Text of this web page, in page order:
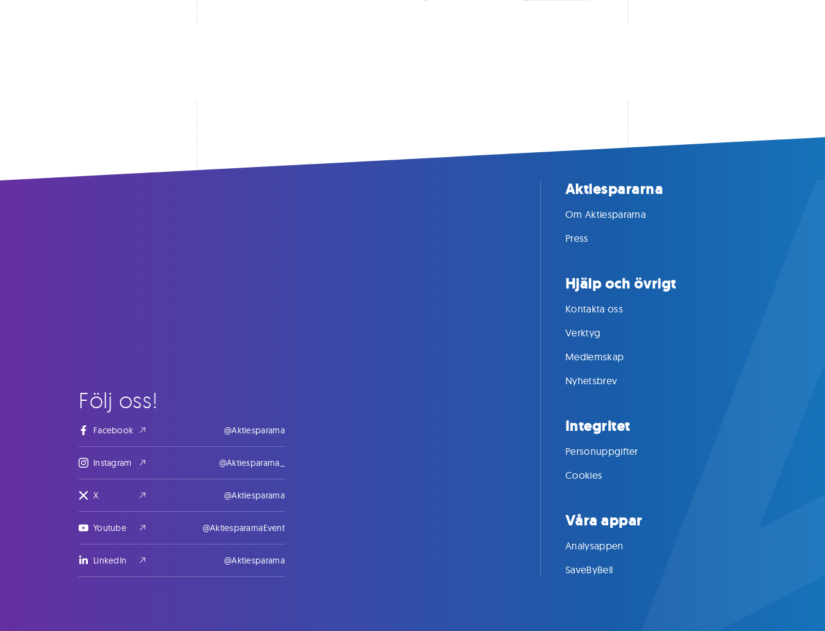
Följ oss!
Facebook @Aktiespararna
Instagram @Aktiespararna_
X @Aktiespararna
Youtube @AktiespararnaEvent
LinkedIn @Aktiespararna
Aktiespararna
Om Aktiespararna
Press
Hjälp och övrigt
Kontakta oss
Verktyg
Medlemskap
Nyhetsbrev
Integritet
Personuppgifter
Cookies
Våra appar
Analysappen
SaveByBell